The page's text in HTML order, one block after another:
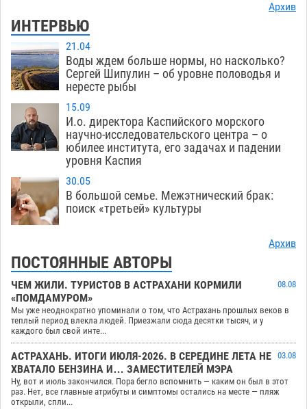
Архив
ИНТЕРВЬЮ
21.04
Воды ждем больше нормы, но насколько?
Сергей Шипулин – об уровне половодья и
нересте рыбы
15.09
И.о. директора Каспийского морского
научно-исследовательского центра – о
юбилее института, его задачах и падении
уровня Каспия
30.05
В большой семье. Межэтнический брак:
поиск «третьей» культуры
Архив
ПОСТОЯННЫЕ АВТОРЫ
ЧЕМ ЖИЛИ. ТУРИСТОВ В АСТРАХАНИ КОРМИЛИ
«ПОМДАМУРОМ»
08.08
Мы уже неоднократно упоминали о том, что Астрахань прошлых веков в
теплый период влекла людей. Приезжали сюда десятки тысяч, и у
каждого был свой инте...
АСТРАХАНЬ. ИТОГИ ИЮЛЯ-2026. В СЕРЕДИНЕ ЛЕТА НЕ
ХВАТАЛО БЕНЗИНА И… ЗАМЕСТИТЕЛЕЙ МЭРА
03.08
Ну, вот и июль закончился. Пора бегло вспомнить — каким он был в этот
раз. Нет, все главные атрибуты и симптомы остались на месте — пляж
открыли, спли...